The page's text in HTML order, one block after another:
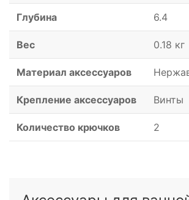
Глубина 6.4
Вес 0.18 кг
Материал аксессуаров
Крепление аксессуаров Винты
Количество крючков 2